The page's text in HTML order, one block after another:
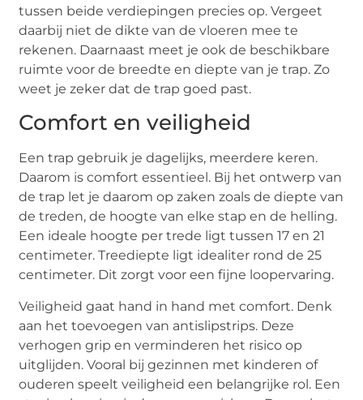
tussen beide verdiepingen precies op. Vergeet
daarbij niet de dikte van de vloeren mee te
rekenen. Daarnaast meet je ook de beschikbare
ruimte voor de breedte en diepte van je trap. Zo
weet je zeker dat de trap goed past.
Comfort en veiligheid
Een trap gebruik je dagelijks, meerdere keren.
Daarom is comfort essentieel. Bij het ontwerp van
de trap let je daarom op zaken zoals de diepte van
de treden, de hoogte van elke stap en de helling.
Een ideale hoogte per trede ligt tussen 17 en 21
centimeter. Treediepte ligt idealiter rond de 25
centimeter. Dit zorgt voor een fijne loopervaring.
Veiligheid gaat hand in hand met comfort. Denk
aan het toevoegen van antislipstrips. Deze
verhogen grip en verminderen het risico op
uitglijden. Vooral bij gezinnen met kinderen of
ouderen speelt veiligheid een belangrijke rol. Een